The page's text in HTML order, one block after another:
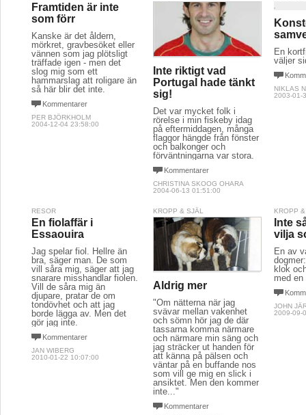
Framtiden är inte
som förr
Kanske är det åldern,
mörkret, gravbesöket eller
vännen som jag plötsligt
träffade igen - men det
slog mig som ett
hammarslag att roligare än
så här blir det inte.
Kommentarer
PER BJÖRKHOLM
2004-12-04 23:58:00
Inte riktigt vad
Portugal hade tänkt
sig!
Det var mycket folk i
rörelse i min fiskeby idag
på eftermiddagen, många
flaggor hängde från fönster
och balkonger och
förväntningarna var stora.
Kommentarer
CHRISTINA SKOOG OHARA
2004-06-13 01:51:00
En
väljer
NIKLAS
2003-01-
RESOR
En fiolaffär i
Essaouira
Jag spelar fiol. Hellre än
bra, säger man. De som
vill såra mig, säger att jag
snarare misshandlar fiolen.
Vill de såra mig än
djupare, pratar de om
tondövhet och att jag
borde lägga av. Men det
gör jag inte.
Kommentarer
JAN WIBERG
2010-01-22 10:07:00
KROPP & SJÄL
Aldrig mer
"Om nätterna när jag
svävar mellan vakenhet
och sömn hör jag de där
tassarna komma närmare
och närmare min säng och
jag sträcker ut handen för
att känna på pälsen och
väntar på en buffande nos
som vill ge mig en slick i
ansiktet. Men den kommer
inte..."
Kommentarer
KROPP
Inte
vilja
En av
klok
med
JOHN
2009-09-